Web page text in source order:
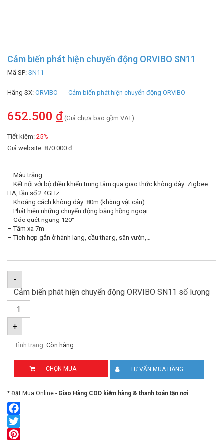
Cảm biến phát hiện chuyển động ORVIBO SN11
Mã SP: SN11
Hãng SX: ORVIBO Cảm biến phát hiện chuyển động ORVIBO
652.500 đ (Giá chưa bao gồm VAT)
Tiết kiệm: 25%
Giá website: 870.000 đ
– Màu trắng
– Kết nối với bộ điều khiển trung tâm qua giao thức không dây: Zigbee
HA, tần số 2.4GHz
– Khoảng cách không dây: 80m (không vật cản)
– Phát hiện những chuyển động bằng hồng ngoại.
– Góc quét ngang 120°
– Tầm xa 7m
– Tích hợp gắn ở hành lang, cầu thang, sân vườn,…
-
Cảm biến phát hiện chuyển động ORVIBO SN11 số lượng
+
Tình trạng: Còn hàng
CHỌN MUA TƯ VẤN MUA HÀNG
* Đặt Mua Online - Giao Hàng COD kiểm hàng & thanh toán tận nơi
Facebook
Twitter